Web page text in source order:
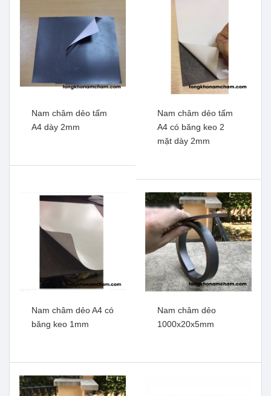
mét)
Xem thêm
Nam châm dẻo tấm
A4 dày 2mm
Nam châm dẻo tấm A4 dày
2mm
Xem thêm
Nam châm dẻo tấm
A4 có băng keo 2
mặt dày 2mm
Nam châm dẻo A4 có
băng keo 1mm
Nam châm dẻo
1000x20x5mm